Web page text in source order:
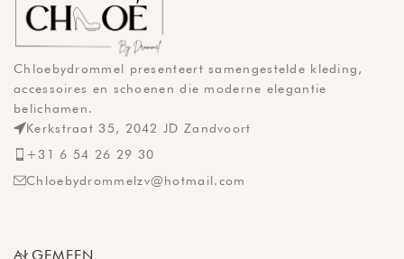
Chloebydrommel presenteert samengestelde kleding,
accessoires en schoenen die moderne elegantie
belichamen.
Kerkstraat 35, 2042 JD Zandvoort
+31 6 54 26 29 30
Chloebydrommelzv@hotmail.com
ALGEMEEN